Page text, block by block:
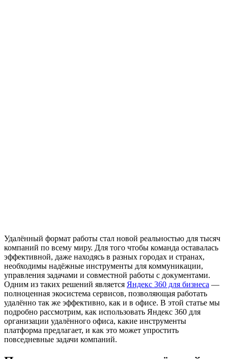
Удалённый формат работы стал новой реальностью для тысяч
компаний по всему миру. Для того чтобы команда оставалась
эффективной, даже находясь в разных городах и странах,
необходимы надёжные инструменты для коммуникации,
управления задачами и совместной работы с документами.
Одним из таких решений является Яндекс 360 для бизнеса —
полноценная экосистема сервисов, позволяющая работать
удалённо так же эффективно, как и в офисе. В этой статье мы
подробно рассмотрим, как использовать Яндекс 360 для
организации удалённого офиса, какие инструменты
платформа предлагает, и как это может упростить
повседневные задачи компаний.